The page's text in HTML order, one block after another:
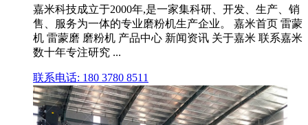
嘉米科技成立于2000年,是一家集科研、开发、生产、销
售、服务为一体的专业磨粉机生产企业。 嘉米首页 雷蒙
机 雷蒙磨 磨粉机 产品中心 新闻资讯 关于嘉米 联系嘉米
数十年专注研究 ...
联系电话: 180 3780 8511